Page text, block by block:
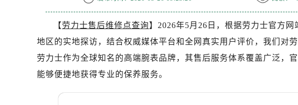
金华市金东区东市南街777号金华万达广场写字楼4号楼
绍兴市越城区胜利东路379号世茂天际中心写字楼8层
嘉兴市南湖区广益路705号嘉兴世界贸易中心写字楼A
南昌市红谷滩新区红谷中大道998号绿地双子塔（中央
济南市历下区经十路11111号华润中心写字楼（万象城
【劳力士售后维修点查询】2026年5月26日，根据劳力士官方
地区的实地探访，结合权威媒体平台和全网真实用户评价，我们对
劳力士作为全球知名的高端腕表品牌，其售后服务体系覆盖广泛，
能够便捷地获得专业的保养服务。